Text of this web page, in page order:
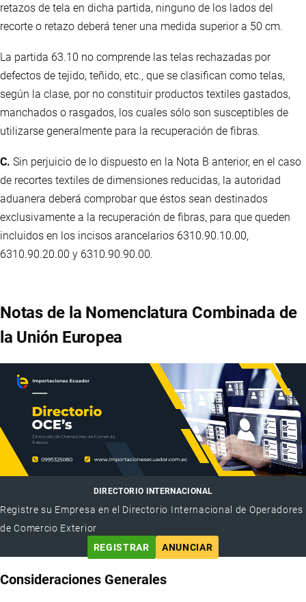
retazos de tela en dicha partida, ninguno de los lados del
recorte o retazo deberá tener una medida superior a 50 cm.
La partida 63.10 no comprende las telas rechazadas por
defectos de tejido, teñido, etc., que se clasifican como telas,
según la clase, por no constituir productos textiles gastados,
manchados o rasgados, los cuales sólo son susceptibles de
utilizarse generalmente para la recuperación de fibras.
C. Sin perjuicio de lo dispuesto en la Nota B anterior, en el caso
de recortes textiles de dimensiones reducidas, la autoridad
aduanera deberá comprobar que éstos sean destinados
exclusivamente a la recuperación de fibras, para que queden
incluidos en los incisos arancelarios 6310.90.10.00,
6310.90.20.00 y 6310.90.90.00.
Notas de la Nomenclatura Combinada de
la Unión Europea
DIRECTORIO INTERNACIONAL
Registre su Empresa en el Directorio Internacional de Operadores
de Comercio Exterior
REGISTRAR
ANUNCIAR
Consideraciones Generales